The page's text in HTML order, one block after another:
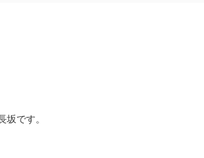
です。